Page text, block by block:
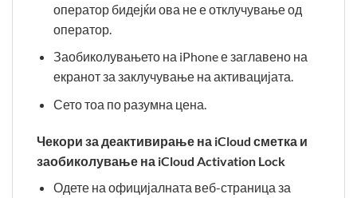
оператор бидејќи ова не е отклучување од
оператор.
Заобиколувањето на iPhone е заглавено на
екранот за заклучување на активацијата.
Сето тоа по разумна цена.
Чекори за деактивирање на iCloud сметка и
заобиколување на iCloud Activation Lock
Одете на официјалната веб-страница за